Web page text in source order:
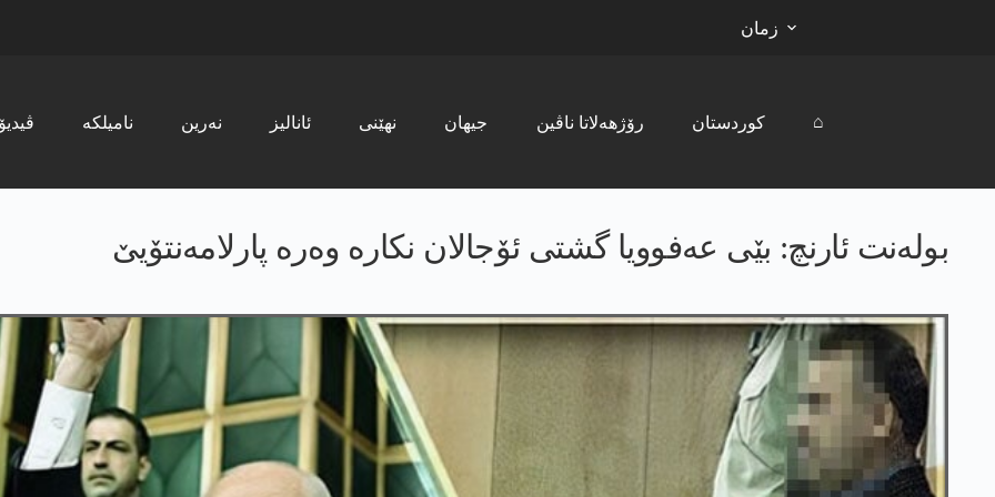
زمان
ڤیدیۆ نامیلکە نەرین ئانالیز نھێنی جیھان رۆژھەلاتا ناڤین کوردستان ⌂
بولەنت ئارنچ: بێی عه‌فوویا گشتی ئۆجالان نكاره‌ وه‌ره‌ پارلامه‌نتۆیێ